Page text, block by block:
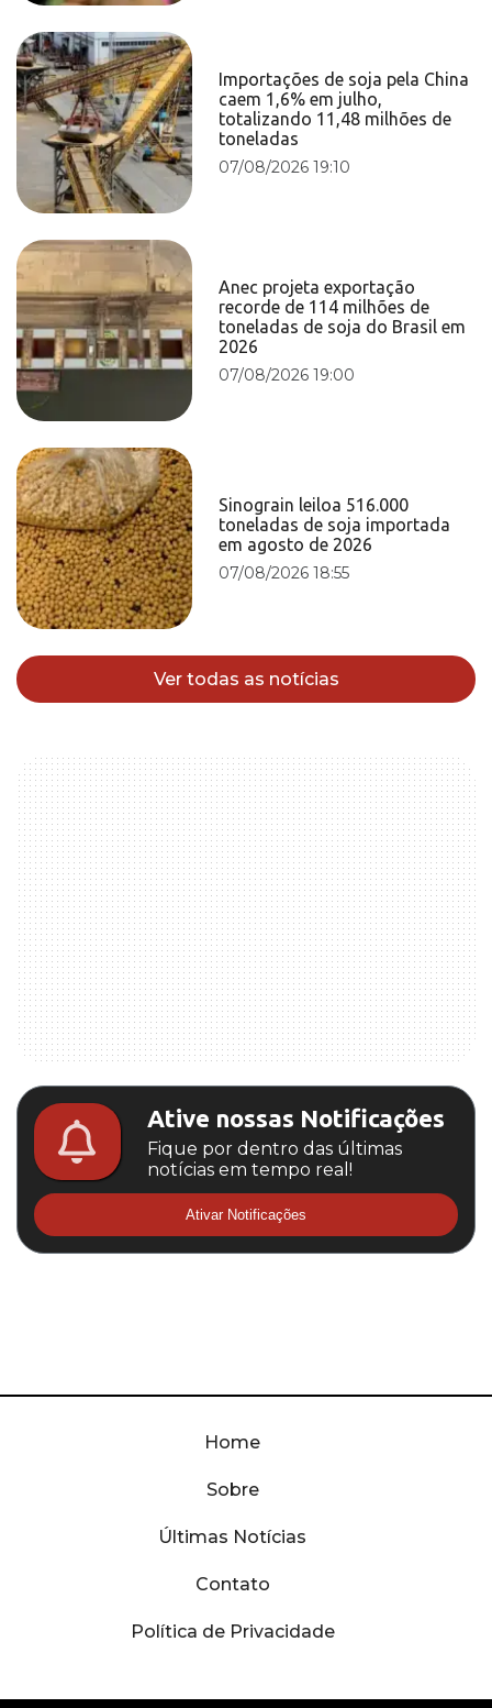
Importações de soja pela China
caem 1,6% em julho,
totalizando 11,48 milhões de
toneladas
07/08/2026 19:10
Anec projeta exportação
recorde de 114 milhões de
toneladas de soja do Brasil em
2026
07/08/2026 19:00
Sinograin leiloa 516.000
toneladas de soja importada
em agosto de 2026
07/08/2026 18:55
Ver todas as notícias
Ative nossas Notificações
Fique por dentro das últimas
notícias em tempo real!
Ativar Notificações
Home
Sobre
Últimas Notícias
Contato
Política de Privacidade